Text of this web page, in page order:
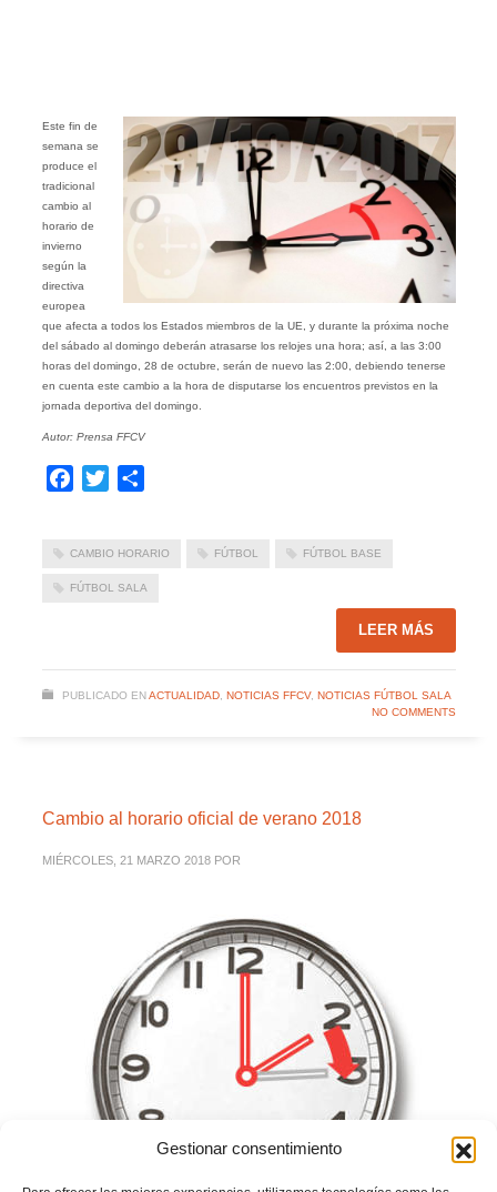
Gestionar consentimiento
Este fin de
semana se
produce el
tradicional
cambio al
horario de
invierno
según la
directiva
europea
que afecta a todos los Estados miembros de la UE, y durante la próxima noche
del sábado al domingo deberán atrasarse los relojes una hora; así, a las 3:00
horas del domingo, 28 de octubre, serán de nuevo las 2:00, debiendo tenerse
en cuenta este cambio a la hora de disputarse los encuentros previstos en la
jornada deportiva del domingo.
Autor: Prensa FFCV
Facebook
Twitter
CAMBIO HORARIO FÚTBOL FÚTBOL BASE
FÚTBOL SALA
LEER MÁS
PUBLICADO EN ACTUALIDAD, NOTICIAS FFCV, NOTICIAS FÚTBOL SALA
NO COMMENTS
Cambio al horario oficial de verano 2018
MIÉRCOLES, 21 MARZO 2018 POR